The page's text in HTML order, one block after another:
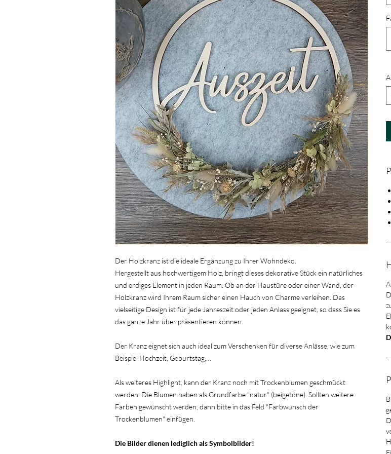
Der Holzkranz ist die ideale Ergänzung zu Ihrer Wohndeko.
Hergestellt aus hochwertigem Holz, bringt dieses dekorative Stück ein natürliches
und erdiges Element in jeden Raum. Ob an der Haustüre oder einer Wand, der
Holzkranz wird Ihrem Raum sicher einen Hauch von Charme verleihen. Das
vielseitige Design ist für jede Jahreszeit oder jeden Anlass geeignet, so dass Sie es
das ganze Jahr über präsentieren können.
Der Kranz eignet sich auch ideal zum Verschenken für diverse Anlässe, wie zum
Beispiel Hochzeit, Geburtstag,…
Als weiteres Highlight, kann der Kranz noch mit Trockenblumen geschmückt
werden. Die Blumen haben als Grundfarbe "natur" (beigetöne). Sollten weitere
Farben gewünscht werden, dann bitte in das Feld "Farbwunsch der
Trockenblumen" einfügen.
Die Bilder dienen lediglich als Symbolbilder!